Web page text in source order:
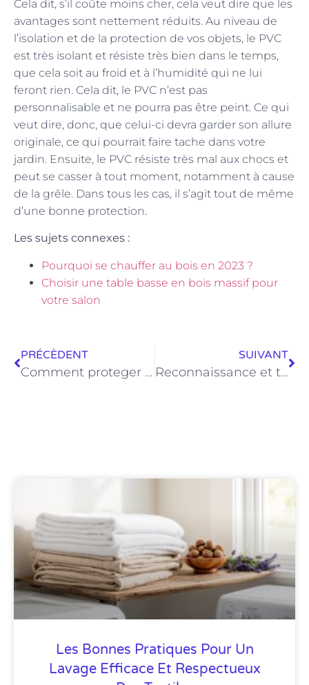
Cela dit, s’il coûte moins cher, cela veut dire que les
avantages sont nettement réduits. Au niveau de
l’isolation et de la protection de vos objets, le PVC
est très isolant et résiste très bien dans le temps,
que cela soit au froid et à l’humidité qui ne lui
feront rien. Cela dit, le PVC n’est pas
personnalisable et ne pourra pas être peint. Ce qui
veut dire, donc, que celui-ci devra garder son allure
originale, ce qui pourrait faire tache dans votre
jardin. Ensuite, le PVC résiste très mal aux chocs et
peut se casser à tout moment, notamment à cause
de la grêle. Dans tous les cas, il s’agit tout de même
d’une bonne protection.
Les sujets connexes :
Pourquoi se chauffer au bois en 2023 ?
Choisir une table basse en bois massif pour
votre salon
PRÉCÈDENT
Comment proteger sa maison contre les cambrioleurs
SUIVANT
Reconnaissance et traitements de piqures d’une mouche charbonneuse
Les Bonnes Pratiques Pour Un
Lavage Efficace Et Respectueux